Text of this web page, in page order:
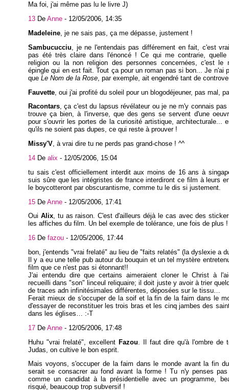
Ma foi, j'ai même pas lu le livre J)
13 De Anne - 12/05/2006, 14:35
Madeleine , je ne sais pas, ça me dépasse, justement !
Sambucucciu , je ne l'entendais pas différement en fait, c'est
pas été très claire dans l'énoncé ! Ce qui me contrarie,
religion ou la non religion des personnes concernées, c'est le
épingle qui en est fait. Tout ça pour un roman pas si bon... Je n'ai
que Le Nom de la Rose , par exemple, ait engendré tant de
Fauvette , oui j'ai profité du soleil pour un blogodéjeuner, pas mal,
Racontars, ça c'est du lapsus révélateur ou je ne m'y connais
trouve ça bien, à l'inverse, que des gens se servent d'une
pour s'ouvrir les portes de la curiosité artistique, architecturale...
qu'ils ne soient pas dupes, ce qui reste à prouver !
Missy'V, à vrai dire tu ne perds pas grand-chose ! ^^
14 De alix - 12/05/2006, 15:04
tu sais c'est officiellement interdit aux moins de 16 ans à
suis sûre que les intégristes de france interdiront ce film à leurs
le boycotteront par obscurantisme, comme tu le dis si justement.
15 De Anne - 12/05/2006, 17:41
Oui Alix, tu as raison. C'est d'ailleurs déjà le cas avec des
les affiches du film. Un bel exemple de tolérance, une fois de plus !
16 De fazou - 12/05/2006, 17:44
bon, j'entends "vrai frelaté" au lieu de "faits relatés" (la dyslexie a
Il y a eu une telle pub autour du bouquin et un tel mystère
film que ce n'est pas si étonnant!!
J'ai entendu dire que certains aimeraient cloner le Christ à
recueilli dans "son" linceul reliquaire; il doit juste y avoir à trier
de traces adn infinitésimales différentes, déposées sur le tissu…
Ferait mieux de s'occuper de la soif et la fin de la faim dans le
d'essayer de reconstituer les trois bras et les cinq jambes des
dans les églises… :-T
17 De Anne - 12/05/2006, 17:48
Huhu "vrai frelaté", excellent Fazou . Il faut dire qu'à l'ombre de
Judas, on cultive le bon esprit.
Mais voyons, s'occuper de la faim dans le monde avant la fin
serait se consacrer au fond avant la forme ! Tu n'y penses
comme un candidat à la présidentielle avec un programme,
risqué, beaucoup trop subversif !